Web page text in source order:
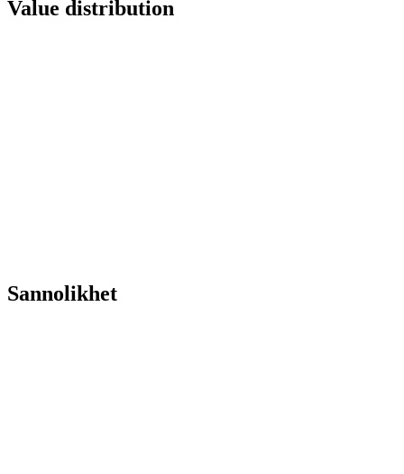
Value distribution
Sannolikhet